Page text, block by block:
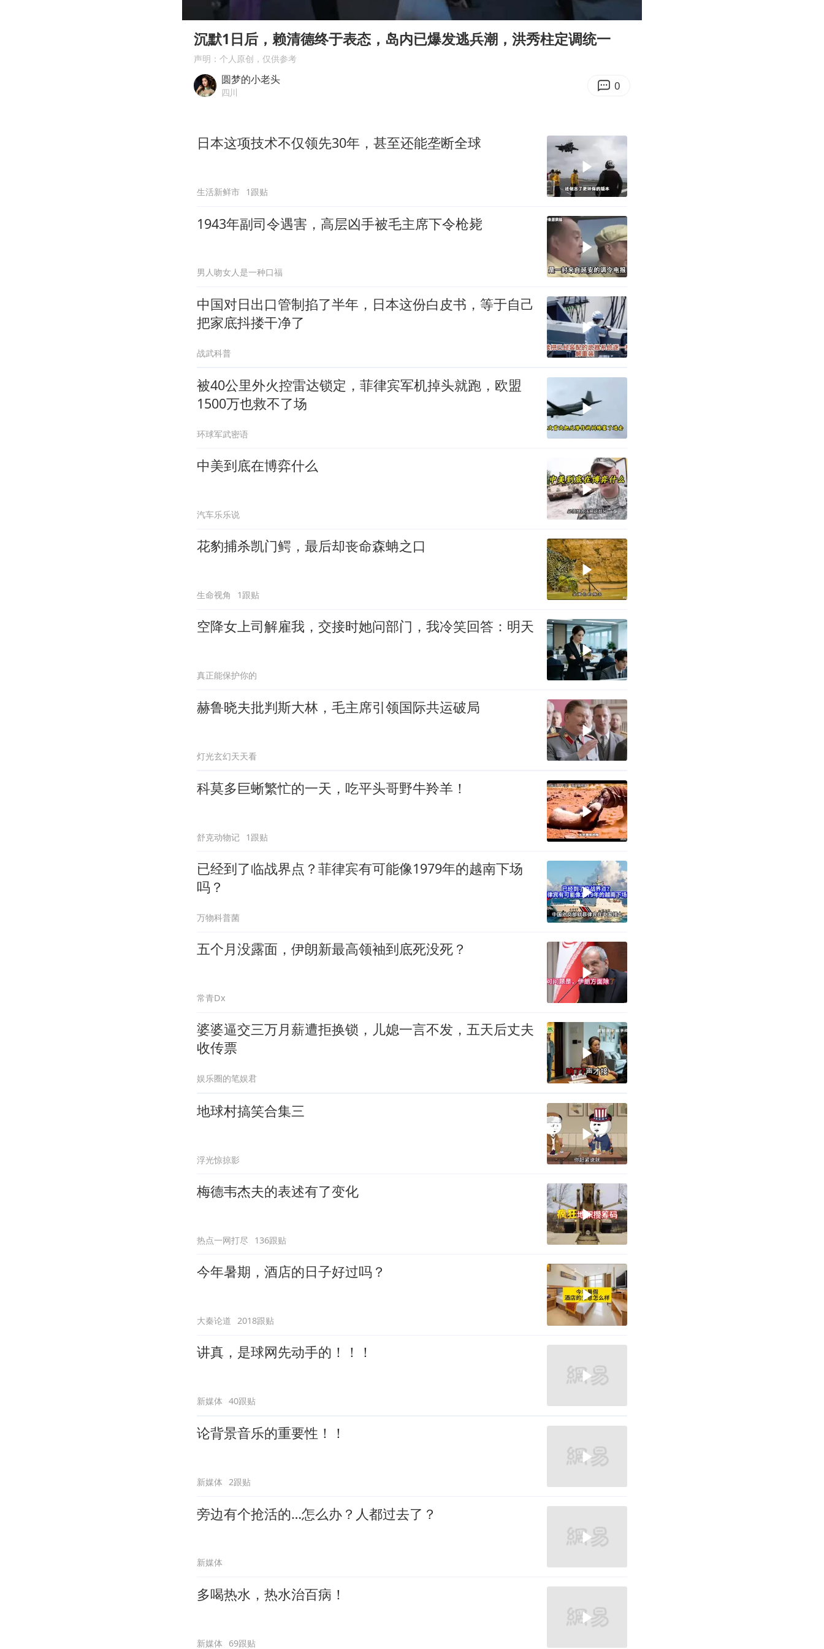
几元成本的AI广告导致千万市值蒸发
老挝国会主席赛宋蓬逝世
夏日经济乘“热”而上 消费市场向“新”而行
00:00 08:20
沉默1日后，赖清德终于表态，岛内已爆发逃兵潮，洪秀柱定调统一
声明：个人原创，仅供参考
圆梦的小老头
四川 0
日本这项技术不仅领先30年，甚至还能垄断全球
生活新鲜市 1跟贴
1943年副司令遇害，高层凶手被毛主席下令枪毙
男人吻女人是一种口福
中国对日出口管制掐了半年，日本这份白皮书，等于自己
把家底抖搂干净了
战武科普
被40公里外火控雷达锁定，菲律宾军机掉头就跑，欧盟
1500万也救不了场
环球军武密语
中美到底在博弈什么
汽车乐乐说
花豹捕杀凯门鳄，最后却丧命森蚺之口
生命视角 1跟贴
空降女上司解雇我，交接时她问部门，我冷笑回答：明天
真正能保护你的
赫鲁晓夫批判斯大林，毛主席引领国际共运破局
灯光玄幻天天看
科莫多巨蜥繁忙的一天，吃平头哥野牛羚羊！
舒克动物记 1跟贴
已经到了临战界点？菲律宾有可能像1979年的越南下场
吗？
万物科普菌
五个月没露面，伊朗新最高领袖到底死没死？
常青Dx
婆婆逼交三万月薪遭拒换锁，儿媳一言不发，五天后丈夫
收传票
娱乐圈的笔娱君
地球村搞笑合集三
浮光惊掠影
梅德韦杰夫的表述有了变化
热点一网打尽 136跟贴
今年暑期，酒店的日子好过吗？
大秦论道 2018跟贴
讲真，是球网先动手的！！！
新媒体 40跟贴
论背景音乐的重要性！！
新媒体 2跟贴
旁边有个抢活的…怎么办？人都过去了？
新媒体
多喝热水，热水治百病！
新媒体 69跟贴